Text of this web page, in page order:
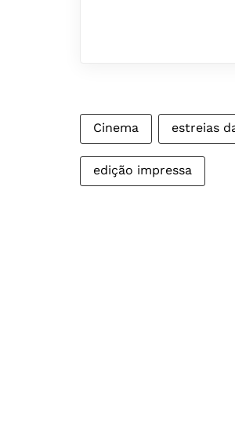
Cinema estreias
edição impressa